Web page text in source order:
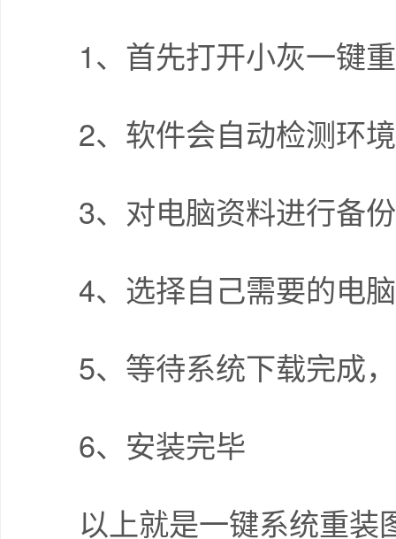
1、首先打开小灰一键重
2、软件会自动检测环境
3、对电脑资料进行备
4、选择自己需要的电脑
5、等待系统下载完成，
6、安装完毕
以上就是一键系统重装